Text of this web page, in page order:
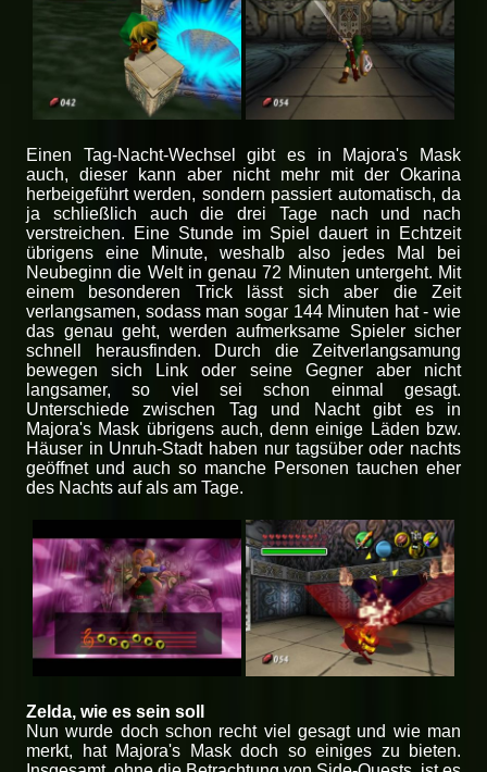
Einen Tag-Nacht-Wechsel gibt es in Majora's Mask
auch, dieser kann aber nicht mehr mit der Okarina
herbeigeführt werden, sondern passiert automatisch, da
ja schließlich auch die drei Tage nach und nach
verstreichen. Eine Stunde im Spiel dauert in Echtzeit
übrigens eine Minute, weshalb also jedes Mal bei
Neubeginn die Welt in genau 72 Minuten untergeht. Mit
einem besonderen Trick lässt sich aber die Zeit
verlangsamen, sodass man sogar 144 Minuten hat - wie
das genau geht, werden aufmerksame Spieler sicher
schnell herausfinden. Durch die Zeitverlangsamung
bewegen sich Link oder seine Gegner aber nicht
langsamer, so viel sei schon einmal gesagt.
Unterschiede zwischen Tag und Nacht gibt es in
Majora's Mask übrigens auch, denn einige Läden bzw.
Häuser in Unruh-Stadt haben nur tagsüber oder nachts
geöffnet und auch so manche Personen tauchen eher
des Nachts auf als am Tage.
Zelda, wie es sein soll
Nun wurde doch schon recht viel gesagt und wie man
merkt, hat Majora's Mask doch so einiges zu bieten.